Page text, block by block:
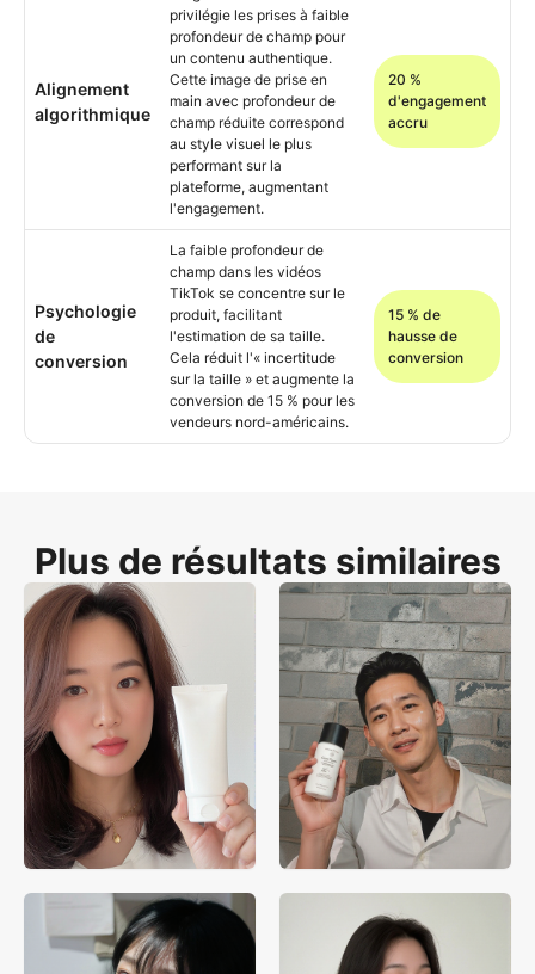
Alignement
algorithmique
privilégie les prises à faible
profondeur de champ pour
un contenu authentique.
Cette image de prise en
main avec profondeur de
champ réduite correspond
au style visuel le plus
performant sur la
plateforme, augmentant
l'engagement.
20 %
d'engagement
accru
Psychologie
de
conversion
La faible profondeur de
champ dans les vidéos
TikTok se concentre sur le
produit, facilitant
l'estimation de sa taille.
Cela réduit l'« incertitude
sur la taille » et augmente la
conversion de 15 % pour les
vendeurs nord-américains.
15 % de
hausse de
conversion
Plus de résultats similaires